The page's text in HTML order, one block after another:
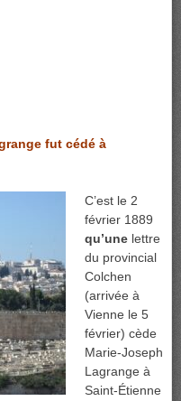
fut cédé à
C’est le 2
février 1889
qu’une lettre
du provincial
Colchen
(arrivée à
Vienne le 5
février) cède
Marie-Joseph
Lagrange à
Saint-Étienne